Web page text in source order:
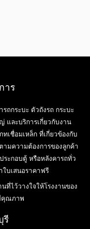
าร
ถกระบะ ตัวถังรถ กระบะ
และบริการเกี่ยวกับงาน
เชื่อมเหล็ก ที่เกี่ยวข้องกับ
ามความต้องการของลูกค้า
ระกอบตู้ หรือหลังคารถทั่ว
บเสนอราคาฟรี
ที่ไว้วางใจให้โรงงานของ
คุณภาพ
รี